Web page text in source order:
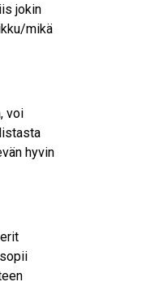
jokin
mikä
voi
hyvin